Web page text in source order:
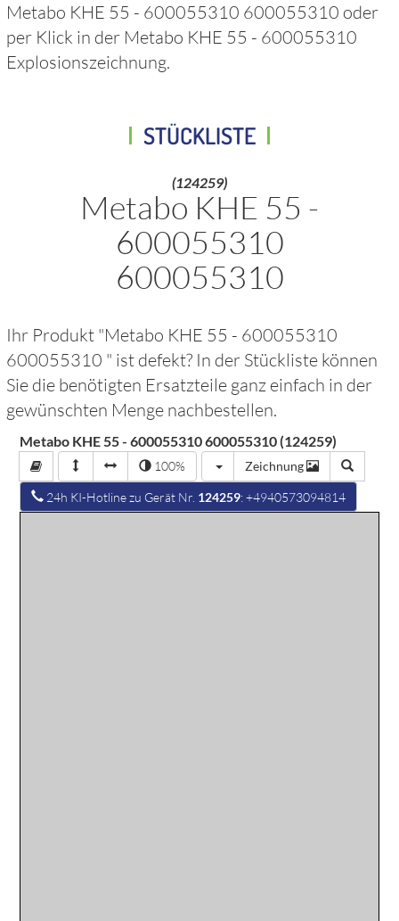
Metabo KHE 55 - 600055310 600055310 oder
per Klick in der Metabo KHE 55 - 600055310
Explosionszeichnung.
STÜCKLISTE
(124259)
Metabo KHE 55 -
600055310
600055310
Ihr Produkt "Metabo KHE 55 - 600055310
600055310 " ist defekt? In der Stückliste können
Sie die benötigten Ersatzteile ganz einfach in der
gewünschten Menge nachbestellen.
Metabo KHE 55 - 600055310 600055310 (124259)
100% Zeichnung
24h KI-Hotline zu Gerät Nr. 124259: +4940573094814